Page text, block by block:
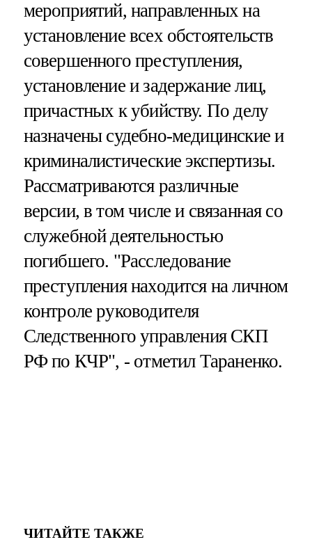
мероприятий, направленных на
установление всех обстоятельств
совершенного преступления,
установление и задержание лиц,
причастных к убийству. По делу
назначены судебно-медицинские и
криминалистические экспертизы.
Рассматриваются различные
версии, в том числе и связанная со
служебной деятельностью
погибшего. "Расследование
преступления находится на личном
контроле руководителя
Следственного управления СКП
РФ по КЧР", - отметил Тараненко.
ЧИТАЙТЕ ТАКЖЕ